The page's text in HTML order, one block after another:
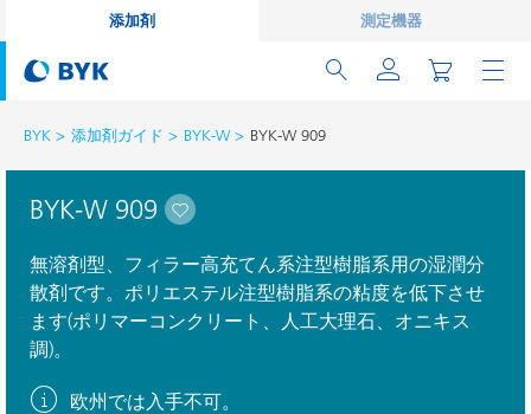
添加剤 測定機器
BYK 添加剤ガイド BYK-W BYK-W 909
BYK-W 909
無溶剤型、フィラー高充てん系注型樹脂系用の湿潤分
散剤です。ポリエステル注型樹脂系の粘度を低下させ
ます(ポリマーコンクリート、人工大理石、オニキス
調)。
欧州では入手不可。